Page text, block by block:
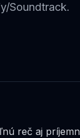
Soundtrack.
reč aj